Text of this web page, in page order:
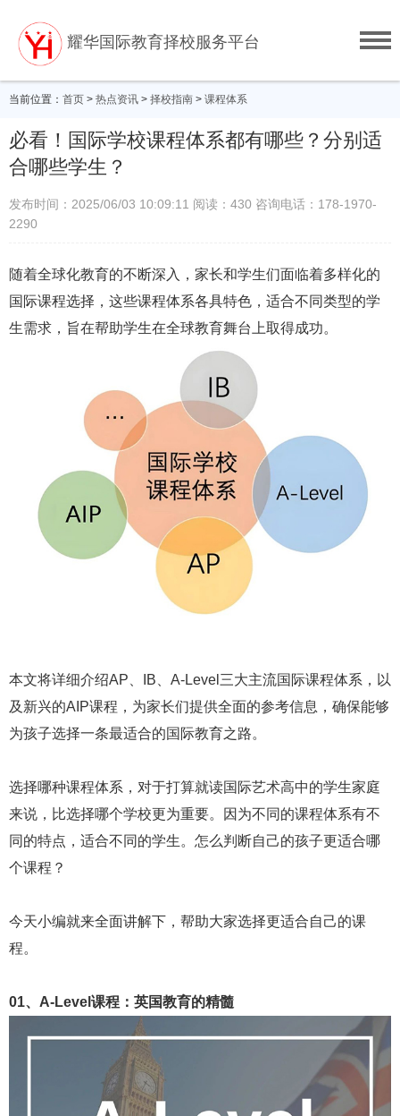
耀华国际教育择校服务平台
当前位置： 首页 > 热点资讯 > 择校指南 > 课程体系
必看！国际学校课程体系都有哪些？分别适
合哪些学生？
发布时间：2025/06/03 10:09:11 阅读：430 咨询电话：178-1970-
2290
随着全球化教育的不断深入，家长和学生们面临着多样化的
国际课程选择，这些课程体系各具特色，适合不同类型的学
生需求，旨在帮助学生在全球教育舞台上取得成功。
本文将详细介绍AP、IB、A-Level三大主流国际课程体系，以
及新兴的AIP课程，为家长们提供全面的参考信息，确保能够
为孩子选择一条最适合的国际教育之路。
选择哪种课程体系，对于打算就读国际艺术高中的学生家庭
来说，比选择哪个学校更为重要。因为不同的课程体系有不
同的特点，适合不同的学生。怎么判断自己的孩子更适合哪
个课程？
今天小编就来全面讲解下，帮助大家选择更适合自己的课
程。
01、A-Level课程：英国教育的精髓